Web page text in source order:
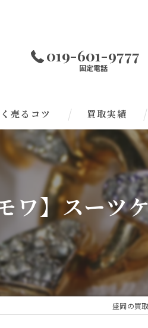
019-601-9777
固定電話
売るコツ 買取実績
】スーツ
盛岡の買